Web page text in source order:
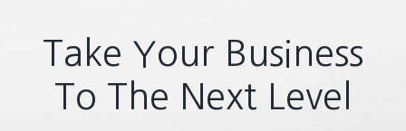
Take Your Business
To The Next Level